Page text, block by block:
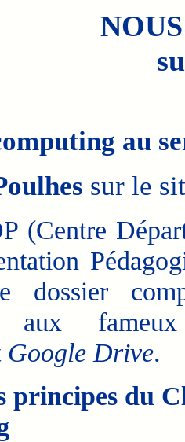
au
sur le
(Centre
dossier
aux
Google Drive.
principes du